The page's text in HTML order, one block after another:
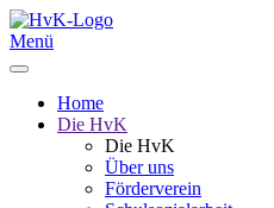
Menü
Home
Die HvK
Die HvK
Über uns
Förderverein